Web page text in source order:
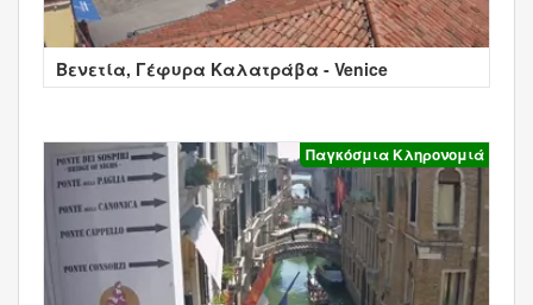
Βενετία, Γέφυρα Καλατράβα - Venice
Παγκόσμια Κληρονομιά